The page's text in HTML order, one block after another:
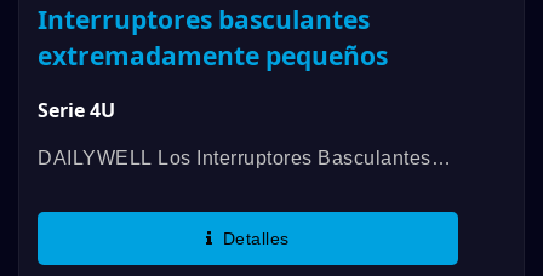
Interruptores basculantes
extremadamente pequeños
Serie 4U
DAILYWELL Los Interruptores Basculantes
Una Variedad De Funciones En Un Tamaño
Detalles